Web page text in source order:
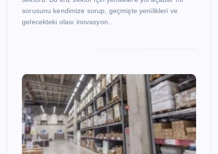
sorusunu kendimize sorup, geçmişte yenilikleri ve
gelecekteki olası inovasyon…